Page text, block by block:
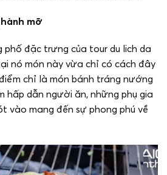
mỡ
đặc trưng của tour du lich da
nó món này vừa chỉ có cách đây
chỉ là món bánh tráng nướng
hấp dẫn người ăn, những phụ gia
vào mang đến sự phong phú về